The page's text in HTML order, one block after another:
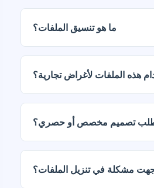
ما هو تنسيق الملفات؟
هذه الملفات لأغراض تجارية؟
طلب تصميم مخصص أو حصري؟
مشكلة في تنزيل الملفات؟